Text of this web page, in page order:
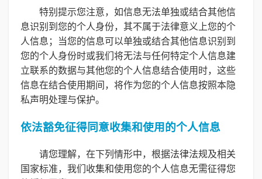
特别提示您注意，如信息无法单独或结合其他信
息识别到您的个人身份，其不属于法律意义上您的个
人信息；当您的信息可以单独或结合其他信息识别到
您的个人身份时或我们将无法与任何特定个人信息建
立联系的数据与其他您的个人信息结合使用时，这些
信息在结合使用期间，将作为您的个人信息按照本隐
私声明处理与保护。
依法豁免征得同意收集和使用的个人信息
请您理解，在下列情形中，根据法律法规及相关
国家标准，我们收集和使用您的个人信息无需征得您